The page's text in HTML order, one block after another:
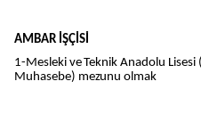
AMBAR İŞÇİSİ
1-Mesleki ve Teknik Anadolu Lisesi
Muhasebe) mezunu olmak